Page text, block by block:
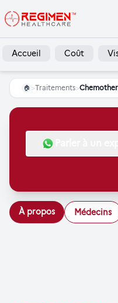
Accueil Coût
🏠 >Traitements>
À propos Médecins